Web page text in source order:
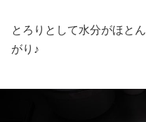
とろりとして水分がほと
がり♪